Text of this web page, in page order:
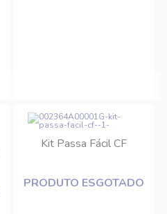
Kit Passa Fácil CF
PRODUTO ESGOTADO